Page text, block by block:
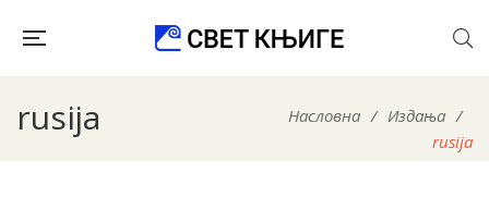
rusija Насловна / Издања /
rusija